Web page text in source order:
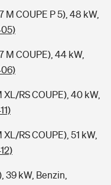
M COUPE P 5), 48 kW,
M COUPE), 44 kW,
XL/RS COUPE), 40 kW,
RS COUPE), 51 kW,
39 kW, Benzin,